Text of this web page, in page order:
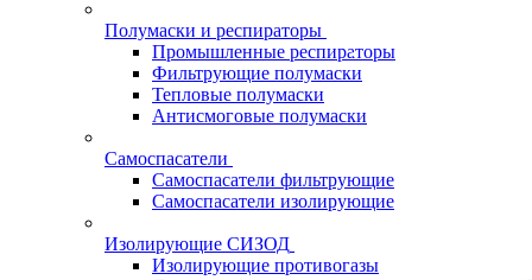
Полумаски и респираторы
Промышленные респираторы
Фильтрующие полумаски
Тепловые полумаски
Антисмоговые полумаски
Самоспасатели
Самоспасатели фильтрующие
Самоспасатели изолирующие
Изолирующие СИЗОД
Изолирующие противогазы